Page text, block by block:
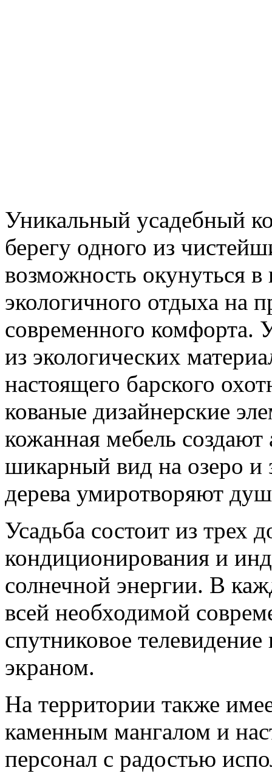
Уникальный усадебный
берегу одного из
возможность окунуться в
экологичного отдыха на
современного комфорта.
из экологических
настоящего барского
кованые дизайнерские
кожанная мебель
шикарный вид на озеро и
дерева умиротворяют
Усадьба состоит из трех
кондиционирования и
солнечной энергии. В
всей необходимой
спутниковое
экраном.
На территории также
каменным мангалом и
персонал с радостью